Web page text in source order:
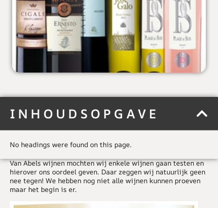
INHOUDSOPGAVE
No headings were found on this page.
Van Abels wijnen mochten wij enkele wijnen gaan testen en
hierover ons oordeel geven. Daar zeggen wij natuurlijk geen
nee tegen! We hebben nog niet alle wijnen kunnen proeven
maar het begin is er.